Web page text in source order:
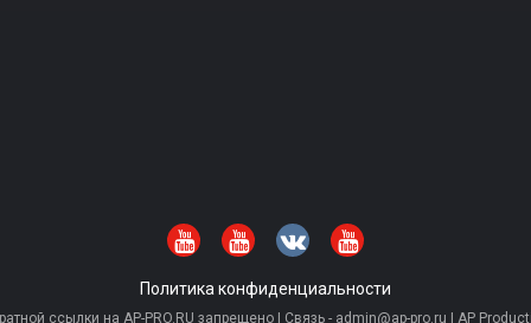
Политика конфиденциальности
ссылки на AP-PRO.RU запрещено | Связь - admin@ap-pro.ru | AP